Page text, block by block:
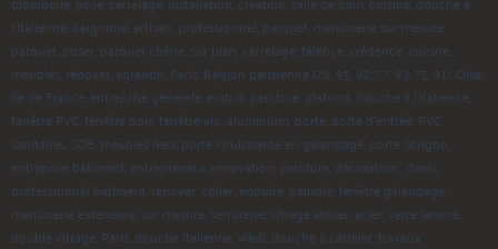
l'italienne, baignoire, artisan, professionnel, parquet, menuiserie sur mesure,
parquet, poser, parquet chêne, sur plan, carrelage, faïence, crédence, cuisine,
meubles, rénover, agrandir, Paris, Région parisienne (78, 95, 92, 77, 93, 75, 91), Oise,
île de France, entreprise génerale, enduit, peinture, plafond, douche à l'italienne,
fenêtre PVC, fenêtre bois, fenêtre alu, aluminium, porte, porte d'entrée, PVC,
sanitaires, SDB, meubles Ikea, porte coulissante en galandage, porte Scrigno,
entreprise bâtiment, entrepreneur, rénovation, peinture, décoration , devis,
professionnel batiment, renover, coller, enduire, peindre, fenêtre galandage,
menuiserie exterieure, sur mesure, serrurerie, vitrage atelier, acier, verre laminé,
double vitrage, Paris, douche italienne, wedi, douche à carreler, travaux